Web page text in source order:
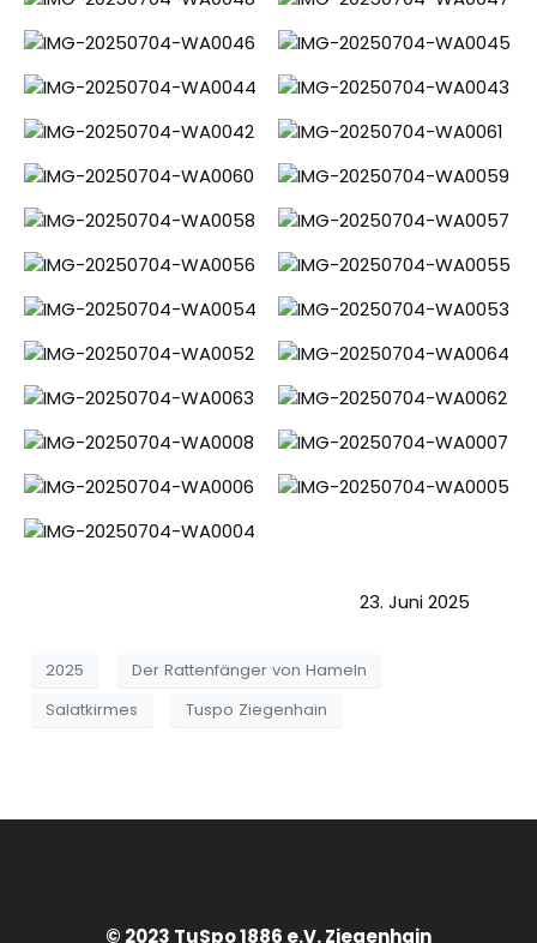
23. Juni 2025
2025
Der Rattenfänger von Hameln
Salatkirmes
Tuspo Ziegenhain
© 2023 TuSpo 1886 e.V. Ziegenhain